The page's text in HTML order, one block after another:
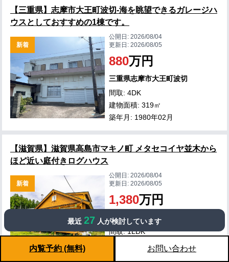
【三重県】志摩市大王町波切-海を眺望できるガレージハ
ウスとしておすすめの1棟です。
新着
公開日:2026/08/04
更新日:2026/08/05
880万円
三重県志摩市大王町波切
間取: 4DK
建物面積: 319㎡
築年月: 1980年02月
【滋賀県】滋賀県高島市マキノ町 メタセコイヤ並木から
ほど近い庭付きログハウス
新着
公開日:2026/08/04
更新日:2026/08/05
1,380万円
滋賀県高島市マキノ町石庭
間取: 1LDK
建物面積: 30㎡
最近 27 人が検討しています
内覧予約 (無料) お問い合わせ